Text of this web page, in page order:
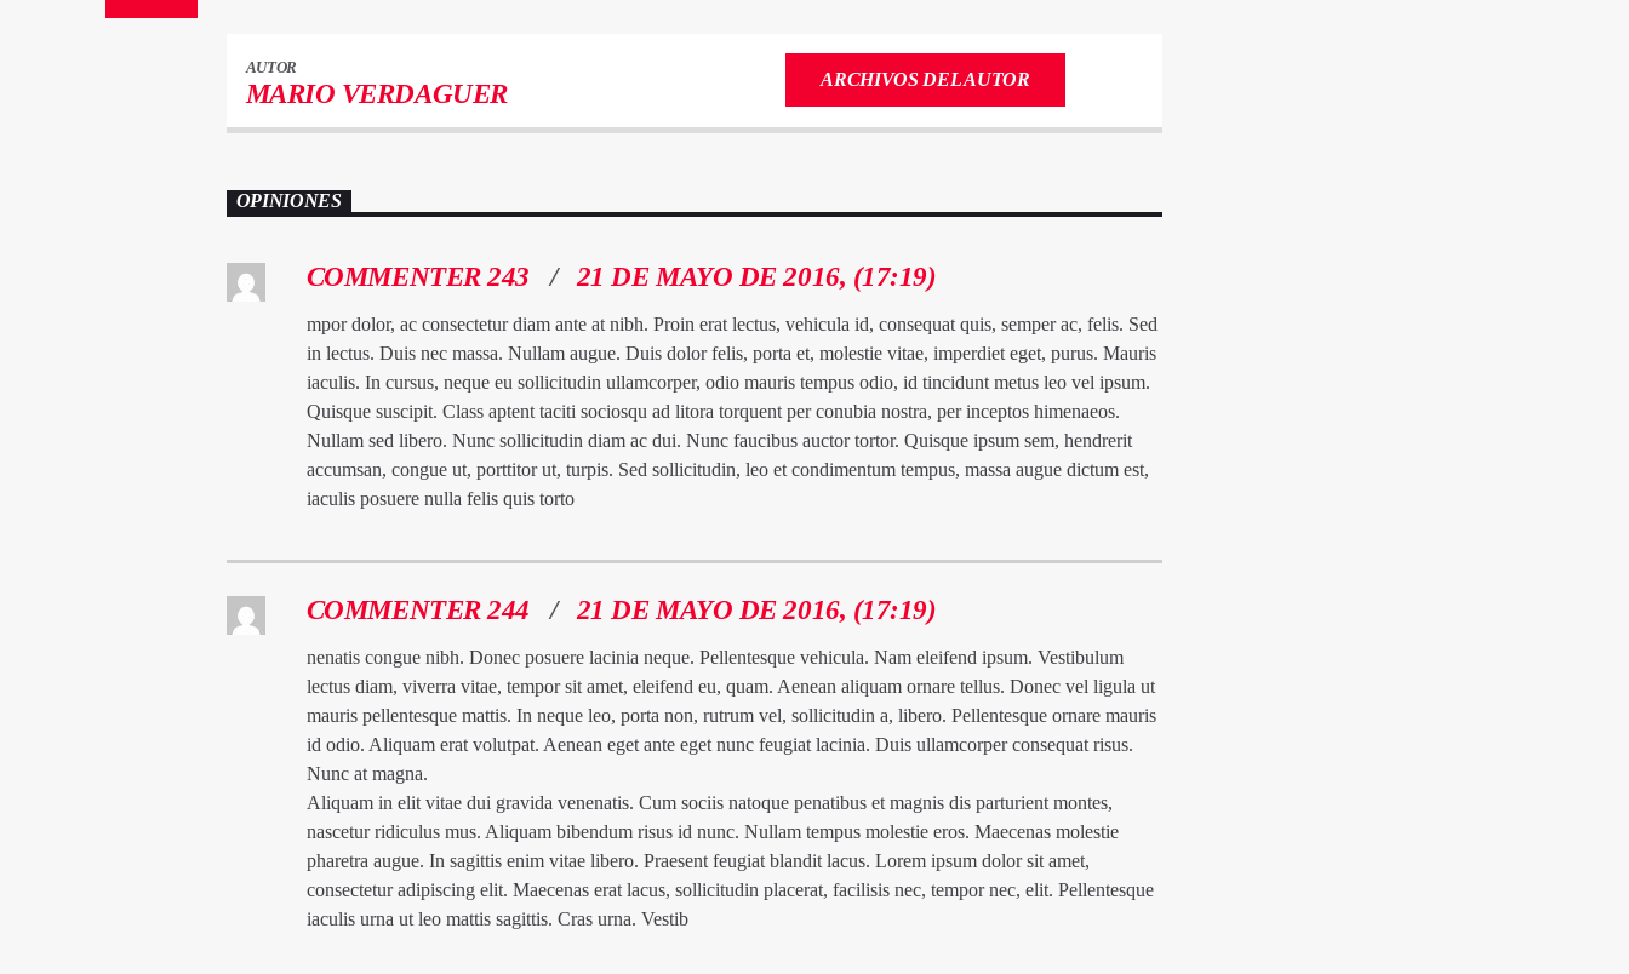
AUTOR
MARIO VERDAGUER
ARCHIVOS DEL AUTOR
OPINIONES
COMMENTER 243 /21 DE MAYO DE 2016, (17:19)
mpor dolor, ac consectetur diam ante at nibh. Proin erat lectus, vehicula id, consequat quis, semper ac, felis. Sed
in lectus. Duis nec massa. Nullam augue. Duis dolor felis, porta et, molestie vitae, imperdiet eget, purus. Mauris
iaculis. In cursus, neque eu sollicitudin ullamcorper, odio mauris tempus odio, id tincidunt metus leo vel ipsum.
Quisque suscipit. Class aptent taciti sociosqu ad litora torquent per conubia nostra, per inceptos himenaeos.
Nullam sed libero. Nunc sollicitudin diam ac dui. Nunc faucibus auctor tortor. Quisque ipsum sem, hendrerit
accumsan, congue ut, porttitor ut, turpis. Sed sollicitudin, leo et condimentum tempus, massa augue dictum est,
iaculis posuere nulla felis quis torto
COMMENTER 244 / 21 DE MAYO DE 2016, (17:19)
nenatis congue nibh. Donec posuere lacinia neque. Pellentesque vehicula. Nam eleifend ipsum. Vestibulum
lectus diam, viverra vitae, tempor sit amet, eleifend eu, quam. Aenean aliquam ornare tellus. Donec vel ligula ut
mauris pellentesque mattis. In neque leo, porta non, rutrum vel, sollicitudin a, libero. Pellentesque ornare mauris
id odio. Aliquam erat volutpat. Aenean eget ante eget nunc feugiat lacinia. Duis ullamcorper consequat risus.
Nunc at magna.
Aliquam in elit vitae dui gravida venenatis. Cum sociis natoque penatibus et magnis dis parturient montes,
nascetur ridiculus mus. Aliquam bibendum risus id nunc. Nullam tempus molestie eros. Maecenas molestie
pharetra augue. In sagittis enim vitae libero. Praesent feugiat blandit lacus. Lorem ipsum dolor sit amet,
consectetur adipiscing elit. Maecenas erat lacus, sollicitudin placerat, facilisis nec, tempor nec, elit. Pellentesque
iaculis urna ut leo mattis sagittis. Cras urna. Vestib